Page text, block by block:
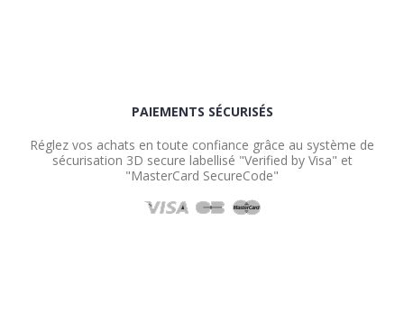
PAIEMENTS SÉCURISÉS
Réglez vos achats en toute confiance grâce au système de
sécurisation 3D secure labellisé "Verified by Visa" et
"MasterCard SecureCode"